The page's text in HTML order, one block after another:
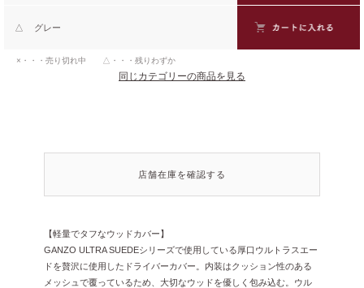
△ グレー
×・・・売り切れ中 △・・・残りわずか
同じカテゴリーの商品を見る
店舗在庫を確認する
【軽量でタフなウッドカバー】
GANZO ULTRA SUEDEシリーズで使用している厚口ウルトラスエー
ドを贅沢に使用したドライバーカバー。内装はクッション性のある
メッシュで覆っているため、大切なウッドを優しく包み込む。ウル